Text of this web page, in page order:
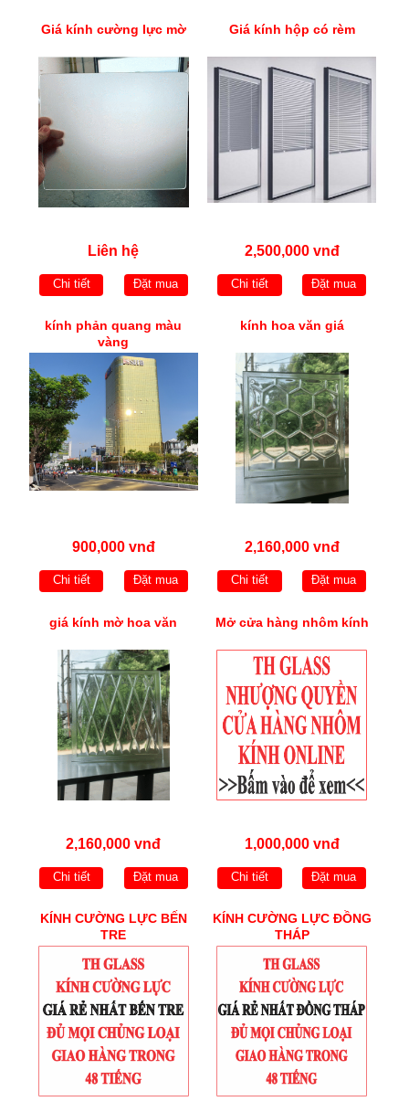
Giá kính cường lực mờ
Liên hệ
Chi tiết Đặt mua
Giá kính hộp có rèm
2,500,000 vnđ
Chi tiết Đặt mua
kính phản quang màu
vàng
900,000 vnđ
Chi tiết Đặt mua
kính hoa văn giá
2,160,000 vnđ
Chi tiết Đặt mua
giá kính mờ hoa văn
2,160,000 vnđ
Chi tiết Đặt mua
Mở cửa hàng nhôm kính
1,000,000 vnđ
Chi tiết Đặt mua
KÍNH CƯỜNG LỰC BẾN
TRE
KÍNH CƯỜNG LỰC ĐỒNG
THÁP